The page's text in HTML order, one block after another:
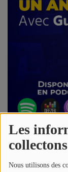
Les
collectons
Nous utilisons des
Contact
CONTACTEZ-
06 janvier 2023 -